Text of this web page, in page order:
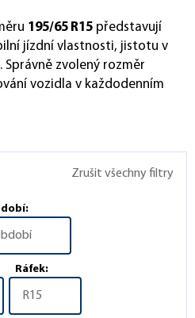
195/65 R15 představují
jízdní vlastnosti, jistotu v
zvolený rozměr
vozidla v každodenním
Zrušit všechny filtry
Ráfek:
R15